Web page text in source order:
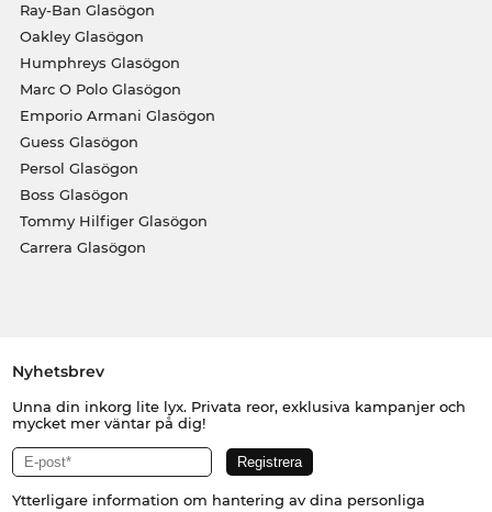
Ray-Ban Glasögon
Oakley Glasögon
Humphreys Glasögon
Marc O Polo Glasögon
Emporio Armani Glasögon
Guess Glasögon
Persol Glasögon
Boss Glasögon
Tommy Hilfiger Glasögon
Carrera Glasögon
Nyhetsbrev
Unna din inkorg lite lyx. Privata reor, exklusiva kampanjer och
mycket mer väntar på dig!
Ytterligare information om hantering av dina personliga